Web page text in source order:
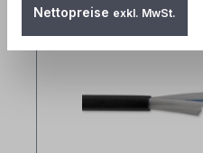
Nettopreise exkl. MwSt.